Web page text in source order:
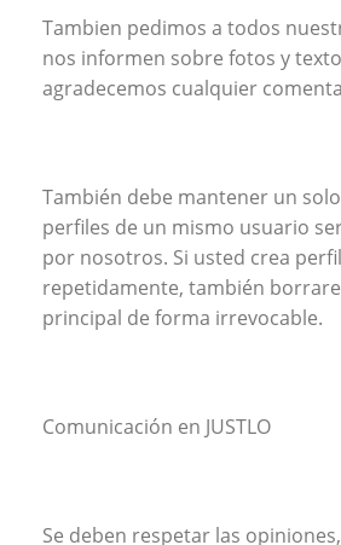
Tambien pedimos a todos
nos informen sobre fotos y
agradecemos cualquier
También debe mantener un
perfiles de un mismo usuario
por nosotros. Si usted crea
repetidamente, también
principal de forma irrevocable.
Comunicación en JUSTLO
Se deben respetar las